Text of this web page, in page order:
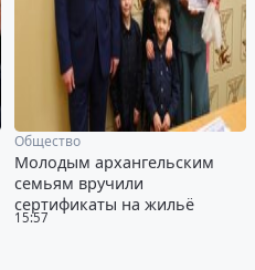
15:57
Общество
Молодым архангельским
семьям вручили
сертификаты на жильё